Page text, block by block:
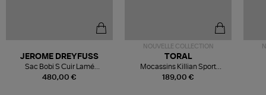
480,00 €
JEROME DREYFUSS
Sac Bobi S Cuir Lamé
Champagne
NOUVELLE COLLECTION
189,00 €
TORAL
Mocassins Killian Sport
Mousse